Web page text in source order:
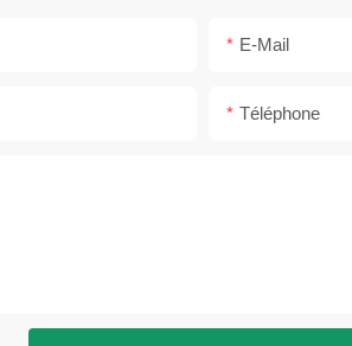
E-Mail
Téléphone